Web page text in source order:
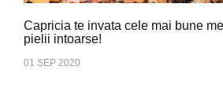
Capricia te invata cele mai bune
pielii intoarse!
01 SEP 2020